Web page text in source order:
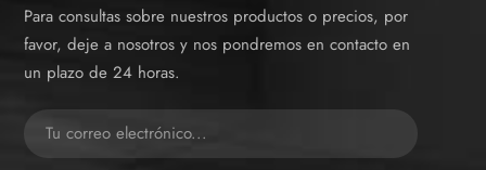
Para consultas sobre nuestros productos o precios, por
favor, deje a nosotros y nos pondremos en contacto en
un plazo de 24 horas.